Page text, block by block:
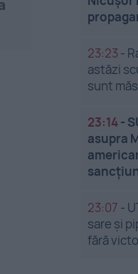
23:23 -
astăzi
sunt
23:14-
asupra
23:07 -
sare și
fără